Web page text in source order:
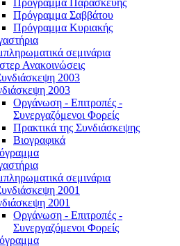
Πρόγραμμα Παρασκευής
Πρόγραμμα Σαββάτου
Πρόγραμμα Κυριακής
σεμινάρια
Ανακοινώσεις
2003
2003
Οργάνωση - Επιτροπές -
Συνεργαζόμενοι Φορείς
Πρακτικά της Συνδιάσκεψης
Βιογραφικά
σεμινάρια
2001
2001
Οργάνωση - Επιτροπές -
Συνεργαζόμενοι Φορείς